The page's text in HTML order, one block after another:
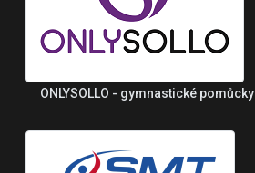
ONLYSOLLO - gymnastické pomůcky